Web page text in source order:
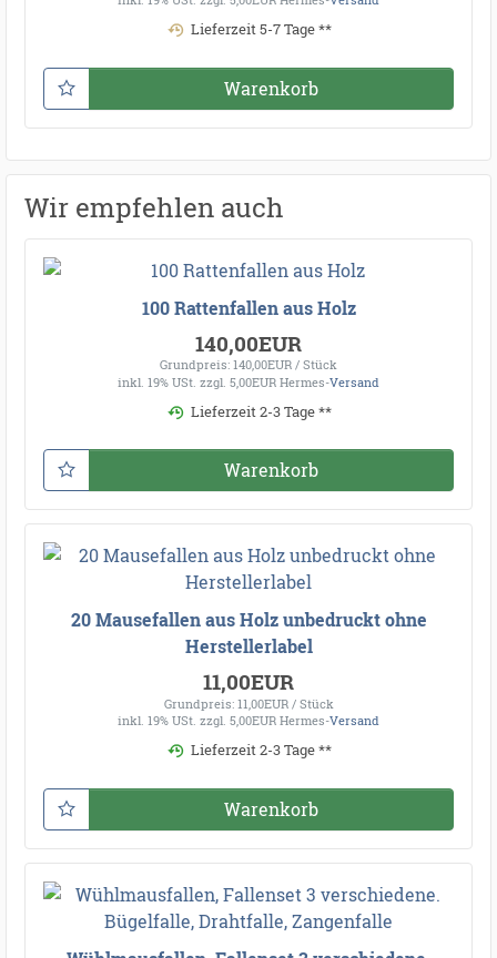
Lieferzeit 5-7 Tage **
Warenkorb
Wir empfehlen auch
100 Rattenfallen aus Holz
140,00EUR
Grundpreis: 140,00EUR / Stück
inkl. 19% USt. zzgl. 5,00EUR Hermes-Versand
Lieferzeit 2-3 Tage **
Warenkorb
20 Mausefallen aus Holz unbedruckt ohne
Herstellerlabel
11,00EUR
Grundpreis: 11,00EUR / Stück
inkl. 19% USt. zzgl. 5,00EUR Hermes-Versand
Lieferzeit 2-3 Tage **
Warenkorb